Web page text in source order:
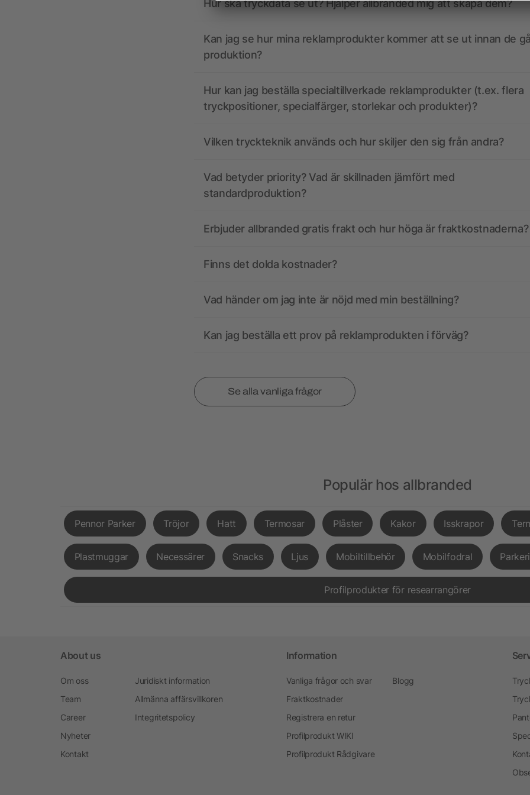
Hur ska tryckdata se ut? Hjälper allbranded mig att skapa dem?
Kan jag se hur mina reklamprodukter kommer att se ut innan de
produktion?
Hur kan jag beställa specialtillverkade reklamprodukter (t.ex. flera
tryckpositioner, specialfärger, storlekar och produkter)?
Vilken tryckteknik används och hur skiljer den sig från andra?
Vad betyder priority? Vad är skillnaden jämfört med
standardproduktion?
Erbjuder allbranded gratis frakt och hur höga är fraktkostnaderna?
Finns det dolda kostnader?
Vad händer om jag inte är nöjd med min beställning?
Kan jag beställa ett prov på reklamprodukten i förväg?
Se alla vanliga frågor
Populär hos allbranded
Pennor Parker Tröjor Hatt Termosar Plåster Kakor Isskrapor
Plastmuggar Necessärer Snacks Ljus Mobiltillbehör Mobilfodral
Profilprodukter för researrangörer
About us
Om oss
Team
Career
Nyheter
Kontakt
Juridiskt information
Allmänna affärsvillkoren
Integritetspolicy
Information
Vanliga frågor och svar
Fraktkostnader
Registrera en retur
Profilprodukt WIKI
Profilprodukt Rådgivare
Blogg